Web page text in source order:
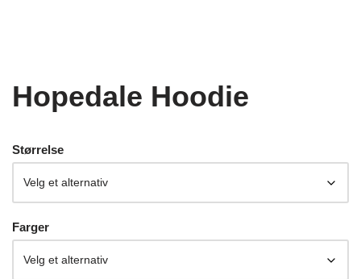
Hopedale Hoodie
Størrelse
Farger